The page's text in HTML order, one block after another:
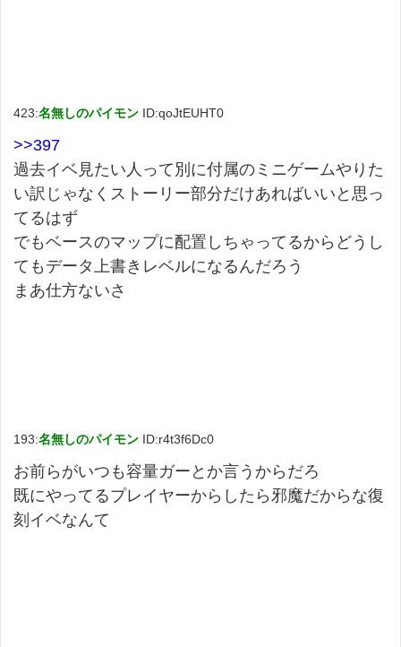
423:名無しのパイモン ID:qoJtEUHT0
>>397
過去イベ見たい人って別に付属のミニゲームやりた
い訳じゃなくストーリー部分だけあればいいと思っ
てるはず
でもベースのマップに配置しちゃってるからどうし
てもデータ上書きレベルになるんだろう
まあ仕方ないさ
193:名無しのパイモン ID:r4t3f6Dc0
お前らがいつも容量ガーとか言うからだろ
既にやってるプレイヤーからしたら邪魔だからな復
刻イベなんて